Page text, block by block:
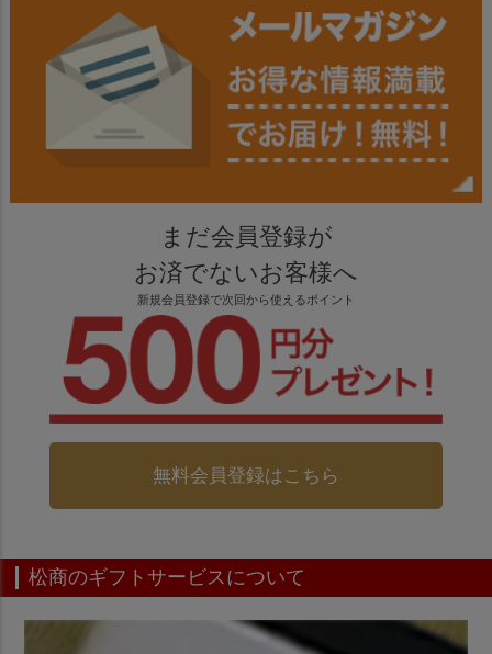
まだ会員登録が
お済でないお客様へ
新規会員登録で次回から使えるポイント
無料会員登録はこちら
松商のギフトサービスについて